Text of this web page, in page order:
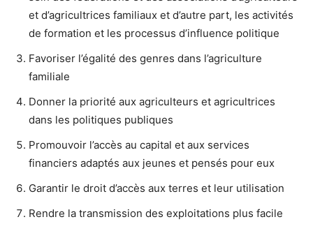
et d’agricultrices familiaux et d’autre part, les activités
de formation et les processus d’influence politique
Favoriser l’égalité des genres dans l’agriculture
familiale
Donner la priorité aux agriculteurs et agricultrices
dans les politiques publiques
Promouvoir l’accès au capital et aux services
financiers adaptés aux jeunes et pensés pour eux
Garantir le droit d’accès aux terres et leur utilisation
Rendre la transmission des exploitations plus facile